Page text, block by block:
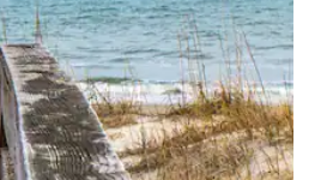
do teclado ou tocando e deslizando o